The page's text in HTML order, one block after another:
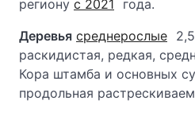
региону с 2021
года.
Деревья среднерослые
раскидистая, редкая,
Кора штамба и основных
продольная